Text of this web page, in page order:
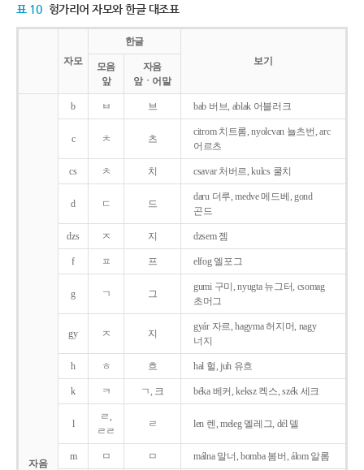
표 10 헝가리어 자모와 한글 대조표
자모
한글
보기
모음
앞
자음
앞ㆍ어말
자음
b ㅂ 브 bab 버브, ablak 어블러크
c ㅊ 츠
citrom 치트롬, nyolcvan 뇰츠번, arc
어르츠
cs ㅊ 치 csavar 처버르, kulcs 쿨치
d ㄷ 드
daru 더루, medve 메드베, gond
곤드
dzs ㅈ 지 dzsem 젬
f ㅍ 프 elfog 엘포그
g ㄱ 그
gumi 구미, nyugta 뉴그터, csomag
초머그
gy ㅈ 지
gyár 자르, hagyma 허지머, nagy
너지
h ㅎ 흐 hal 헐, juh 유흐
k ㅋ ㄱ, 크 béka 베커, keksz 켁스, szék 세크
l
ㄹ,
ㄹㄹ
ㄹ len 렌, meleg 멜레그, dél 델
m ㅁ ㅁ málna 말너, bomba 봄버, álom 알롬